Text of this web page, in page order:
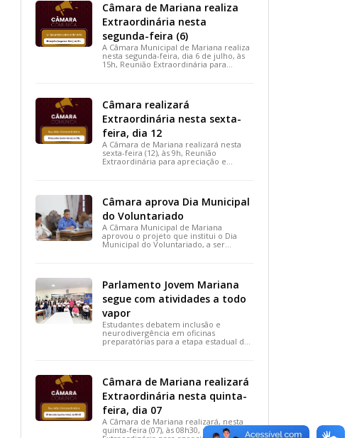
Câmara de Mariana realiza
Extraordinária nesta
segunda-feira (6)
A Câmara Municipal de Mariana realiza
nesta segunda-feira, dia 6 de julho, às
15h, Reunião Extraordinária para
Câmara realizará
Extraordinária nesta sexta-
feira, dia 12
A Câmara de Mariana realizará nesta
sexta-feira (12), às 9h, Reunião
Extraordinária para apreciação e
Câmara aprova Dia Municipal
do Voluntariado
A Câmara Municipal de Mariana
aprovou o projeto que institui o Dia
Municipal do Voluntariado, a ser
cidade.
Parlamento Jovem Mariana
segue com atividades a todo
vapor
Estudantes debatem inclusão e
neurodivergência em oficinas
preparatórias para a etapa estadual de
Câmara de Mariana realizará
Extraordinária nesta quinta-
feira, dia 07
A Câmara de Mariana realizará, nesta
quinta-feira (07), às 08h30, uma Reunião